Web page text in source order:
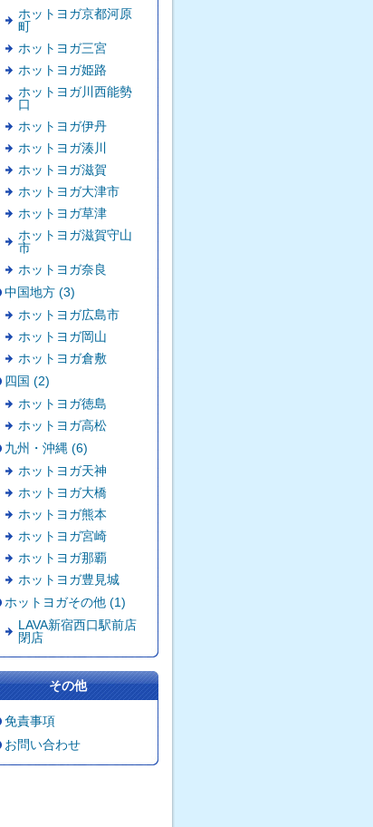
ホットヨガ京都河原
町
ホットヨガ三宮
ホットヨガ姫路
ホットヨガ川西能勢
口
ホットヨガ伊丹
ホットヨガ湊川
ホットヨガ滋賀
ホットヨガ大津市
ホットヨガ草津
ホットヨガ滋賀守山
市
ホットヨガ奈良
中国地方 (3)
ホットヨガ広島市
ホットヨガ岡山
ホットヨガ倉敷
四国 (2)
ホットヨガ徳島
ホットヨガ高松
九州・沖縄 (6)
ホットヨガ天神
ホットヨガ大橋
ホットヨガ熊本
ホットヨガ宮崎
ホットヨガ那覇
ホットヨガ豊見城
ホットヨガその他 (1)
LAVA新宿西口駅前店
閉店
その他
免責事項
お問い合わせ